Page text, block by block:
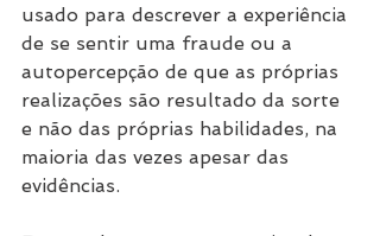
usado para descrever a experiência
de se sentir uma fraude ou a
autopercepção de que as próprias
realizações são resultado da sorte
e não das próprias habilidades, na
maioria das vezes apesar das
evidências.